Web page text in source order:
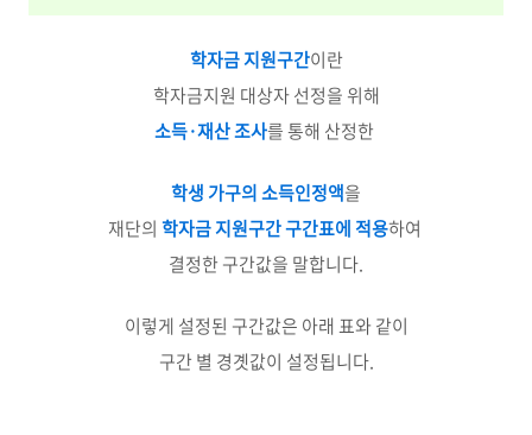
학자금 지원구간이란
학자금지원 대상자 선정을 위해
소득·재산 조사를 통해 산정한
학생 가구의 소득인정액을
재단의 학자금 지원구간 구간표에 적용하여
결정한 구간값을 말합니다.
이렇게 설정된 구간값은 아래 표와 같이
구간 별 경곗값이 설정됩니다.